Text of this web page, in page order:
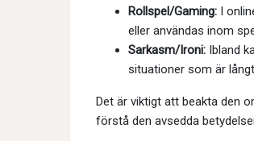
Rollspel/Gaming: I
eller användas inom
Sarkasm/Ironi: Ibland
situationer som är
Det är viktigt att beakta den
förstå den avsedda